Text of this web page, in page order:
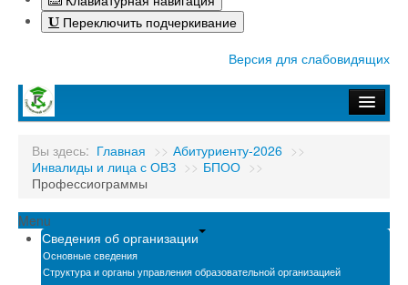
Переключить подчеркивание
Версия для слабовидящих
Абитуриенту-2026
Новости
Бассейн
Вы здесь: Главная >> Абитуриенту-2026 >>
Инвалиды и лица с ОВЗ >> БПОО >>
Профессиограммы
Menu
Сведения об организации
Основные сведения
Структура и органы управления образовательной организацией